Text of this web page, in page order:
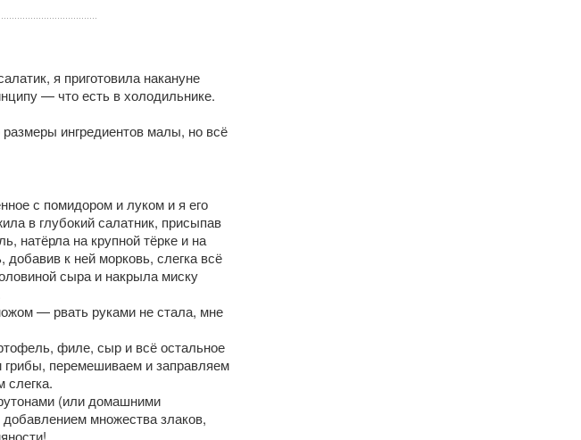
я приготовила накануне
— что есть в холодильнике.
размеры ингредиентов малы, но всё
с помидором и луком и я его
в глубокий салатник, присыпав
натёрла на крупной тёрке и на
к ней морковь, слегка всё
сыра и накрыла миску
— рвать руками не стала, мне
филе, сыр и всё остальное
перемешиваем и заправляем
(или домашними
множества злаков,